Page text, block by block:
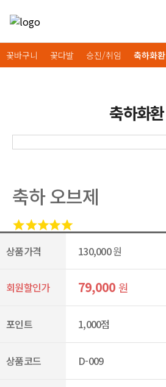
꽃바구니 꽃다발 승진/취임 축하화환
축하화환
축하 오브제
상품가격 130,000원
회원할인가 79,000원
포인트 1,000점
상품코드 D-009